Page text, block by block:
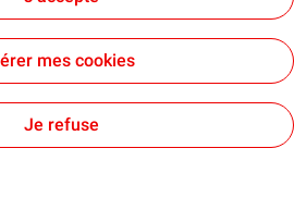
2026
d’informations, vous pouvez
de données personnelles et
mes cookies
Je refuse